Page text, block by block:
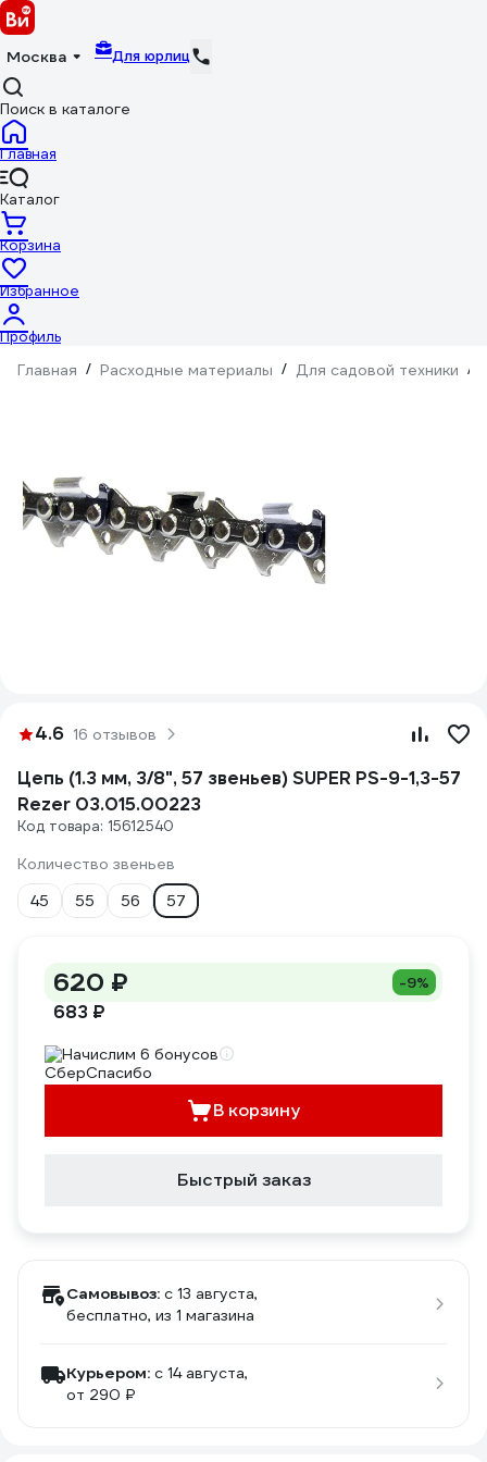
Москва Для юрлиц
Поиск в каталоге
Главная
Каталог
Корзина
Избранное
Профиль
Главная / Расходные материалы / Для садовой техники /
4.6 16 отзывов
Цепь (1.3 мм, 3/8", 57 звеньев) SUPER PS-9-1,3-57
Rezer 03.015.00223
Код товара: 15612540
Количество звеньев
45
55 56 57
620 ₽ -9%
683 ₽
Начислим 6 бонусов
В корзину
Быстрый заказ
Самовывоз: c 13 августа,
бесплатно, из 1 магазина
Курьером: c 14 августа,
от 290 ₽